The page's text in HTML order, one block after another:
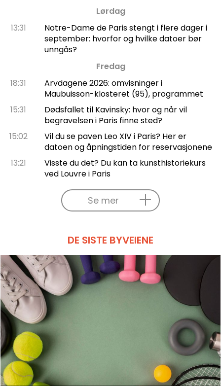
Lørdag
13:31
Notre-Dame de Paris stengt i flere dager i
september: hvorfor og hvilke datoer bør
unngås?
Fredag
18:31
Arvdagene 2026: omvisninger i
Maubuisson-klosteret (95), programmet
15:31
Dødsfallet til Kavinsky: hvor og når vil
begravelsen i Paris finne sted?
15:02
Vil du se paven Leo XIV i Paris? Her er
datoen og åpningstiden for reservasjonene
13:21
Visste du det? Du kan ta kunsthistoriekurs
ved Louvre i Paris
Se mer
DE SISTE BYVEIENE